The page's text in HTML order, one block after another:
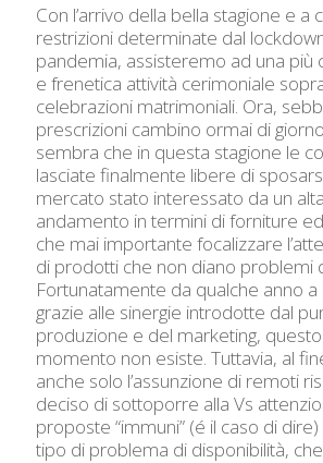
Con l’arrivo della bella stagione e a
restrizioni determinate dal
pandemia, assisteremo ad una più
e frenetica attività cerimoniale
celebrazioni matrimoniali. Ora,
prescrizioni cambino ormai di
sembra che in questa stagione le
lasciate finalmente libere di
mercato stato interessato da un
andamento in termini di forniture
che mai importante focalizzare
di prodotti che non diano problemi
Fortunatamente da qualche anno
grazie alle sinergie introdotte dal
produzione e del marketing,
momento non esiste. Tuttavia, al
anche solo l’assunzione di remoti
deciso di sottoporre alla Vs
proposte “immuni” (é il caso di
tipo di problema di disponibilità,